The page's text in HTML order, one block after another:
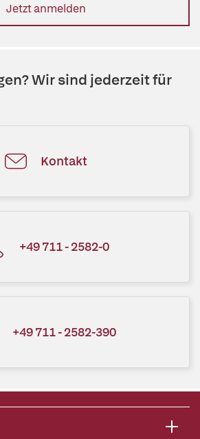
Jetzt anmelden
Wir sind jederzeit für
Kontakt
+49 711 - 2582-0
+49 711 - 2582-390